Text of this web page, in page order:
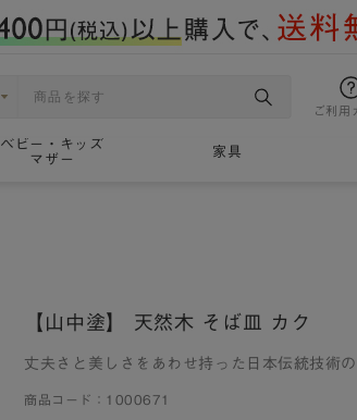
ご利用
ベビー・キッズ
マザー
家具
【山中塗】 天然木 そば皿 カク
丈夫さと美しさをあわせ持った日本伝統技術の
商品コード： 1000671